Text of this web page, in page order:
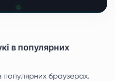
в популярних
популярних браузерах.